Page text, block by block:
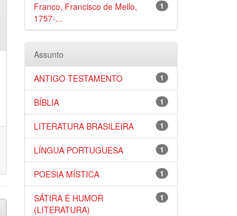
1
Franco, Francisco de Mello,
1757-...
Assunto
1
ANTIGO TESTAMENTO
1
BÍBLIA
1
LITERATURA BRASILEIRA
1
LÍNGUA PORTUGUESA
1
POESIA MÍSTICA
1
SÁTIRA E HUMOR
(LITERATURA)